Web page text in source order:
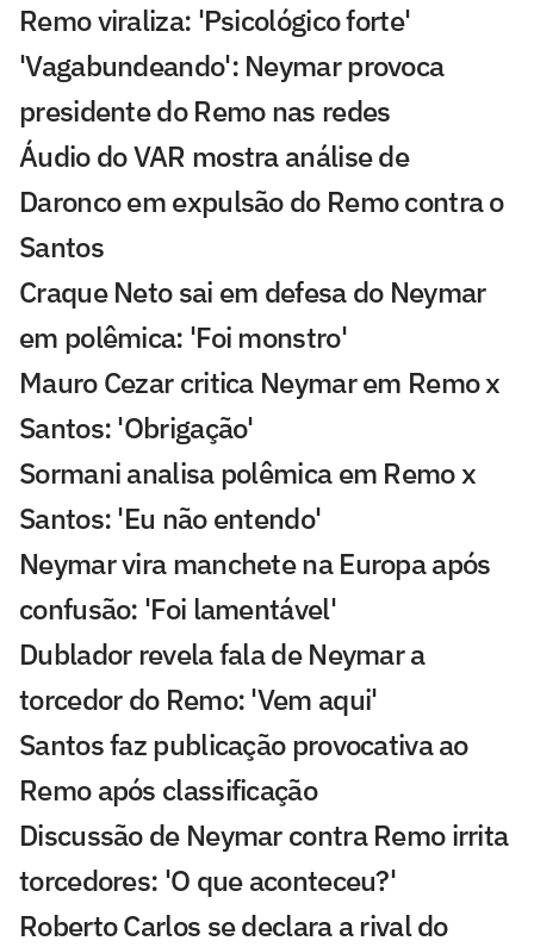
Remo viraliza: 'Psicológico forte'
'Vagabundeando': Neymar provoca
presidente do Remo nas redes
Áudio do VAR mostra análise de
Daronco em expulsão do Remo contra o
Santos
Craque Neto sai em defesa do Neymar
em polêmica: 'Foi monstro'
Mauro Cezar critica Neymar em Remo x
Santos: 'Obrigação'
Sormani analisa polêmica em Remo x
Santos: 'Eu não entendo'
Neymar vira manchete na Europa após
confusão: 'Foi lamentável'
Dublador revela fala de Neymar a
torcedor do Remo: 'Vem aqui'
Santos faz publicação provocativa ao
Remo após classificação
Discussão de Neymar contra Remo irrita
torcedores: 'O que aconteceu?'
Roberto Carlos se declara a rival do